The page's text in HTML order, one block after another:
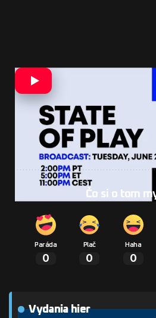
Vysielanie prebehne v
budú aj japonské titulky.
novinky od popredných
Preto sa dá čakať, že
jediným veľkým lákadlom
Čo si o tom
Paráda
0
Plač
0
Haha
0
Vydania hier